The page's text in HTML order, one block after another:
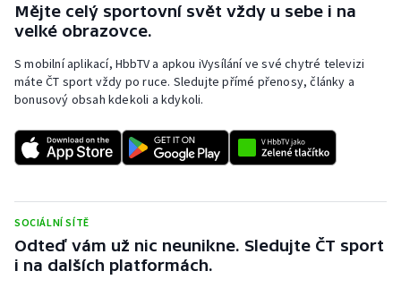
Short track
Sportovní střelba
Triatlon
Veslování
Mějte celý sportovní svět vždy u sebe i na
velké obrazovce.
S mobilní aplikací, HbbTV a apkou iVysílání ve své chytré televizi
máte ČT sport vždy po ruce. Sledujte přímé přenosy, články a
bonusový obsah kdekoli a kdykoli.
SOCIÁLNÍ SÍTĚ
Odteď vám už nic neunikne. Sledujte ČT sport
i na dalších platformách.